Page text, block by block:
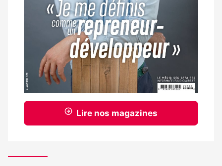
Lire nos magazines